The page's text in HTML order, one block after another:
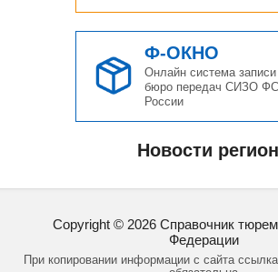
Ф-ОКНО
Онлайн система
бюро передач СИЗО
России
Новости
Copyright © 2026 Справочник
Федерации
При копировании информации с сайта